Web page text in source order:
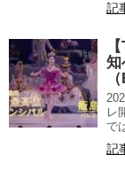
記
知
レ
で
記